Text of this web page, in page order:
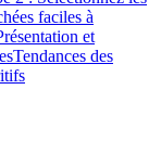
faciles à
et
Tendances des